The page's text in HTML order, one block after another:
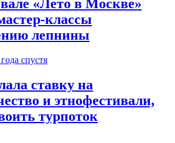
«Лето в Москве»
классы
лепнины
спустя
ставку на
и этнофестивали,
турпоток